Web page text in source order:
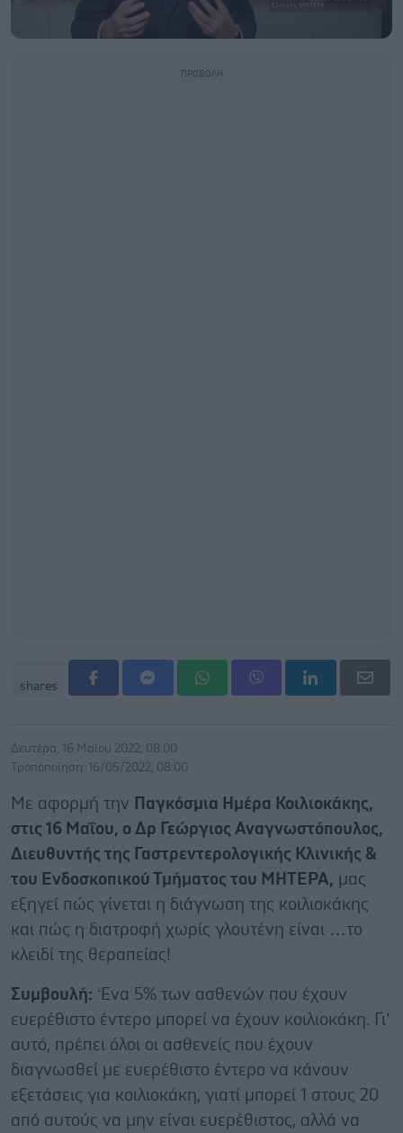
shares
Δευτέρα, 16 Μαΐου 2022, 08:00
Τροποποίηση: 16/05/2022, 08:00
Με αφορμή την Παγκόσμια Ημέρα Κοιλιοκάκης,
στις 16 Μαΐου, ο Δρ Γεώργιος Αναγνωστόπουλος,
Διευθυντής της Γαστρεντερολογικής Κλινικής &
του Ενδοσκοπικού Τμήματος του ΜΗΤΕΡΑ, μας
εξηγεί πώς γίνεται η διάγνωση της κοιλιοκάκης
και πώς η διατροφή χωρίς γλουτένη είναι …το
κλειδί της θεραπείας!
Συμβουλή: ‘Eνα 5% των ασθενών που έχουν
ευερέθιστο έντερο μπορεί να έχουν κοιλιοκάκη. Γι’
αυτό, πρέπει όλοι οι ασθενείς που έχουν
διαγνωσθεί με ευερέθιστο έντερο να κάνουν
εξετάσεις για κοιλιοκάκη, γιατί μπορεί 1 στους 20
από αυτούς να μην είναι ευερέθιστος, αλλά να